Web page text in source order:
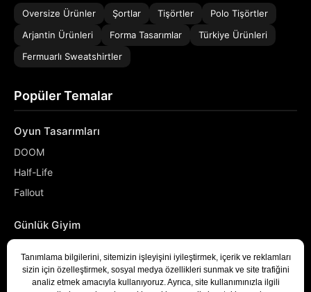
Oversize Ürünler Şortlar Tişörtler
Polo Tişörtler
Arjantin Ürünleri
Forma Tasarımlar
Türkiye Ürünleri
Fermuarlı Sweatshirtler
Popüler Temalar
Oyun Tasarımları
DOOM
Half-Life
Fallout
Günlük Giyim
Denizci
Developer